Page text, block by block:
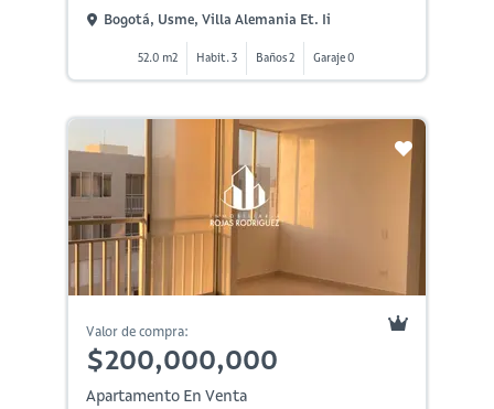
Bogotá, Usme, Villa Alemania Et. Ii
52.0 m2 Habit. 3 Baños 2 Garaje 0
Valor de compra:
$200,000,000
Apartamento En Venta